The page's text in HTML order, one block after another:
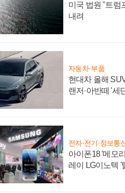
미국 법원 "트럼
내려
자동차·부품
현대차 올해
랜저·아반떼 '세
전자·전기·정보통
아이폰18 '메모
레이 LG이노텍 '